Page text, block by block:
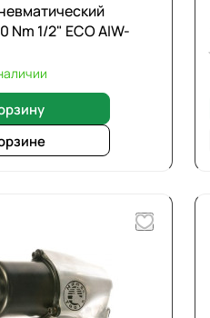
Nm 1/2" ECO AIW-